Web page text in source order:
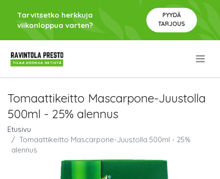
Tarvitsetko herkkuja
viikonloppua varten?
PYYDÄ
TARJOUS
Tomaattikeitto Mascarpone-Juustolla
500ml - 25% alennus
Etusivu
Tomaattikeitto Mascarpone-Juustolla 500ml - 25%
alennus